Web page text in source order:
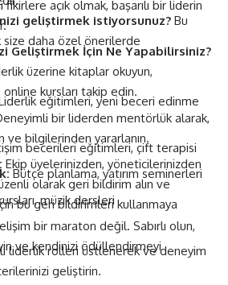
açık olmak, başarılı bir liderin
Geliştirmek İçin Ne Yapabilirsiniz?
üzerine kitaplar okuyun,
kursları takip edin.
bir liderden mentörlük alarak,
ve bilgilerinden yararlanın.
Ekip üyelerinizden, yöneticilerinizden
olarak geri bildirim alın ve
bu geri bildirimleri kullanmaya
liderlik rolleri üstlenerek ve deneyim
geliştirin.
geliştirmek istiyorsunuz? Bu
daha özel önerilerde
eğitimleri, yeni beceri edinme
becerileri eğitimleri, çift terapisi
Bütçe planlama, yatırım seminerleri
müzik dersleri
bir maraton değil. Sabırlı olun,
ve kendinizi ödüllendirmeyi